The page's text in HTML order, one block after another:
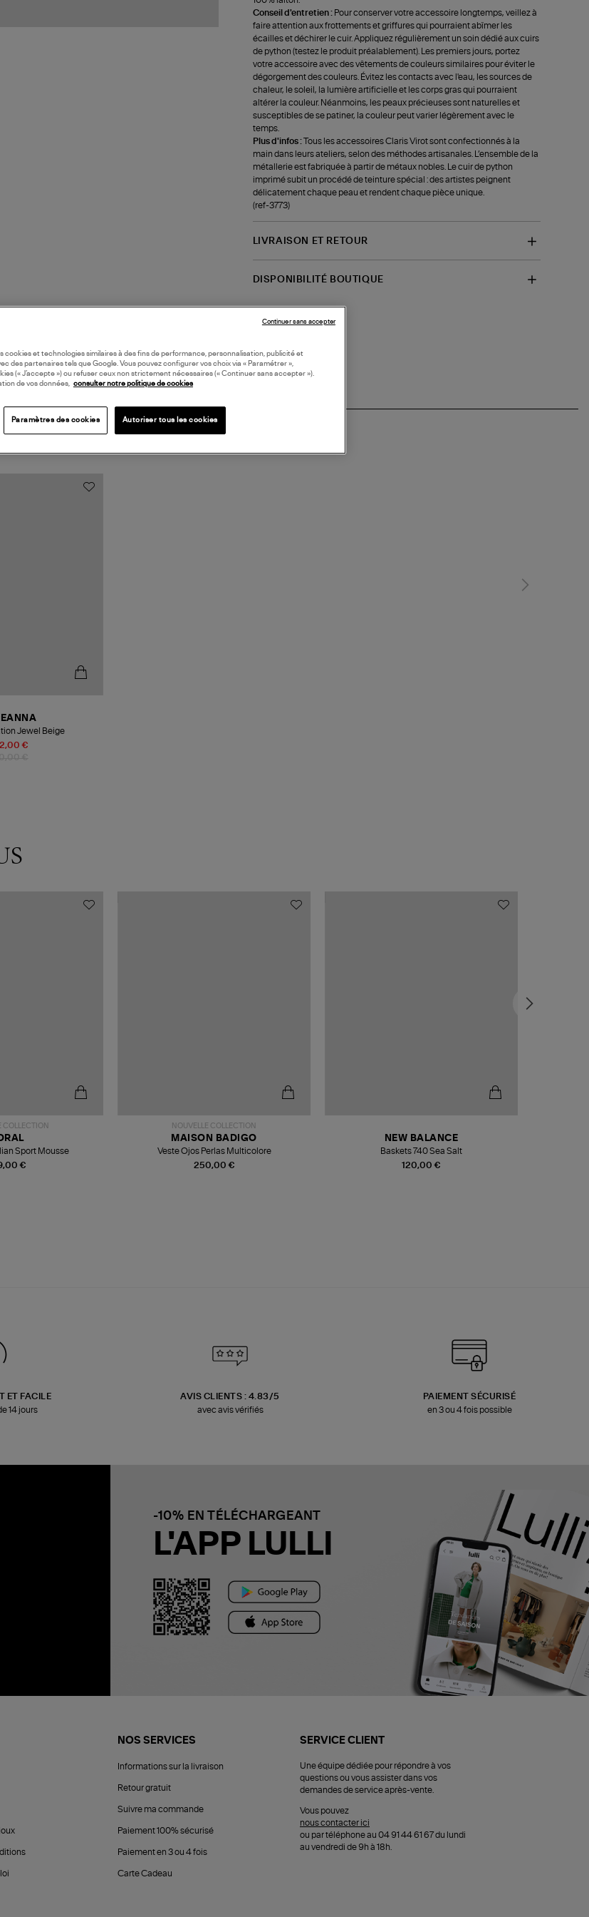
Conseil d'entretien : Pour conserver votre accessoire longtemps, veillez à
faire attention aux frottements et griffures qui pourraient abîmer les
écailles et déchirer le cuir. Appliquez régulièrement un soin dédié aux cuirs
de python (testez le produit préalablement). Les premiers jours, portez
votre accessoire avec des vêtements de couleurs similaires pour éviter le
dégorgement des couleurs. Évitez les contacts avec l'eau, les sources de
chaleur, le soleil, la lumière artificielle et les corps gras qui pourraient
altérer la couleur. Néanmoins, les peaux précieuses sont naturelles et
susceptibles de se patiner, la couleur peut varier légèrement avec le
temps.
Plus d'infos :
Tous les accessoires Claris Virot sont confectionnés à la
main dans leurs ateliers, selon des méthodes artisanales. L’ensemble de la
métallerie est fabriquée à partir de métaux nobles. Le cuir de python
imprimé subit un procédé de teinture spécial : des artistes peignent
délicatement chaque peau et rendent chaque pièce unique.
(ref-3773)
LIVRAISON ET RETOUR
DISPONIBILITÉ BOUTIQUE
€
Jewel Beige
COLLECTION
€
Sport Mousse
NOUVELLE COLLECTION
250,00 €
MAISON BADIGO
Veste Ojos Perlas Multicolore
120,00 €
NEW BALANCE
Baskets 740 Sea Salt
ET FACILE
14 jours
AVIS CLIENTS : 4.83/5
avec avis vérifiés
PAIEMENT SÉCURISÉ
en 3 ou 4 fois possible
-10% EN TÉLÉCHARGEANT
L'APP LULLI
NOS SERVICES
Informations sur la livraison
Retour gratuit
Suivre ma commande
Paiement 100% sécurisé
Paiement en 3 ou 4 fois
Carte Cadeau
SERVICE CLIENT
Une équipe dédiée pour répondre à vos
questions ou vous assister dans vos
demandes de service après-vente.
Vous pouvez
nous contacter ici
ou par téléphone au 04 91 44 61 67 du lundi
au vendredi de 9h à 18h.
cookies et technologies similaires à des fins de performance, personnalisation, publicité et
des partenaires tels que Google. Vous pouvez configurer vos choix via « Paramétrer »,
(« J’accepte ») ou refuser ceux non strictement nécessaires (« Continuer sans accepter »).
de vos données,
consulter notre politique de cookies
Paramètres des cookies Autoriser tous les cookies
Continuer sans accepter